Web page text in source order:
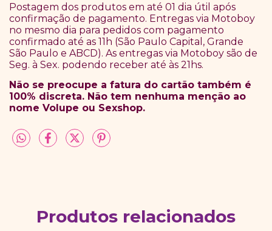
Postagem dos produtos em até 01 dia útil após
confirmação de pagamento. Entregas via Motoboy
no mesmo dia para pedidos com pagamento
confirmado até as 11h (São Paulo Capital, Grande
São Paulo e ABCD). As entregas via Motoboy são de
Seg. à Sex. podendo receber até às 21hs.
Não se preocupe a fatura do cartão também é
100% discreta. Não tem nenhuma menção ao
nome Volupe ou Sexshop.
Produtos relacionados